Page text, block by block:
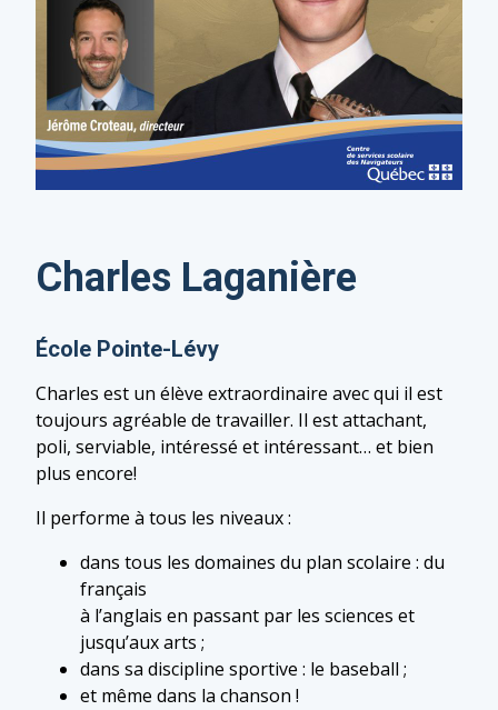
Charles Laganière
École Pointe-Lévy
Charles est un élève extraordinaire avec qui il est
toujours agréable de travailler. Il est attachant,
poli, serviable, intéressé et intéressant… et bien
plus encore!
Il performe à tous les niveaux :
dans tous les domaines du plan scolaire : du
français
à l’anglais en passant par les sciences et
jusqu’aux arts ;
dans sa discipline sportive : le baseball ;
et même dans la chanson !